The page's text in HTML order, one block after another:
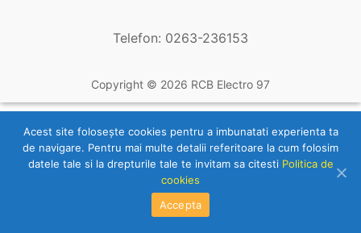
Telefon: 0263-236153
Copyright © 2026 RCB Electro 97
Acest site foloseşte cookies pentru a imbunatati experienta ta
de navigare. Pentru mai multe detalii referitoare la cum folosim
datele tale si la drepturile tale te invitam sa citesti Politica de
cookies
Accepta